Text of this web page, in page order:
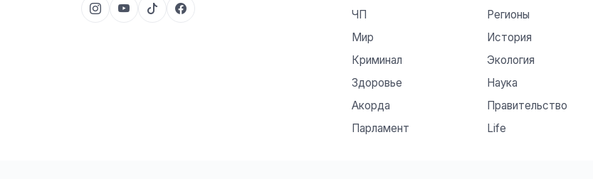
ЧП
Регионы
Мир
История
Криминал
Экология
Здоровье
Наука
Акорда
Правительство
Парламент
Life